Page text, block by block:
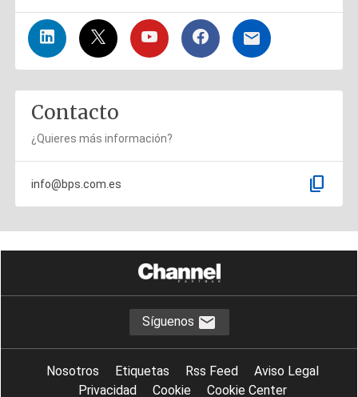
Contacto
¿Quieres más información?
info@bps.com.es content_copy
Síguenos
Nosotros Etiquetas Rss Feed
Aviso Legal
Privacidad
Cookie Cookie Center